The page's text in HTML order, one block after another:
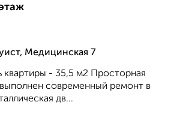
Медицинская 7
- 35,5 м2 Просторная
современный ремонт в
дв...